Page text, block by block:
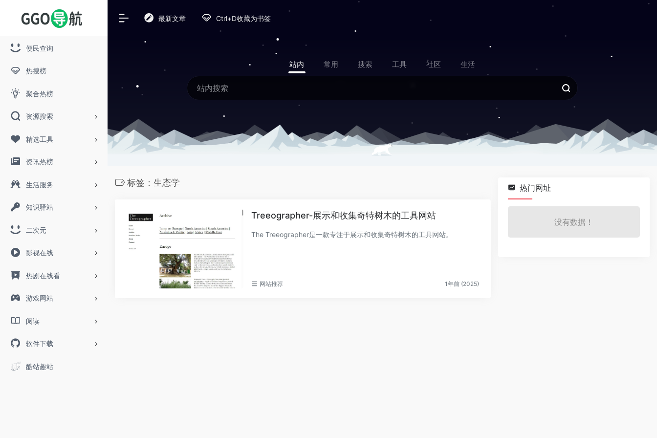
便民查询
热搜榜
聚合热榜
资源搜索
精选工具
资讯热榜
生活服务
知识驿站
二次元
影视在线
热剧在线看
游戏网站
阅读
软件下载
酷站趣站
最新文章 Ctrl+D收藏为书签
站内 常用 搜索 工具 社区 生活
标签：生态学
Treeographer-展示和收集奇特树木的工具网站
The Treeographer是一款专注于展示和收集奇特树木的工具网站。
网站推荐 1年前 (2025)
热门网址
没有数据！